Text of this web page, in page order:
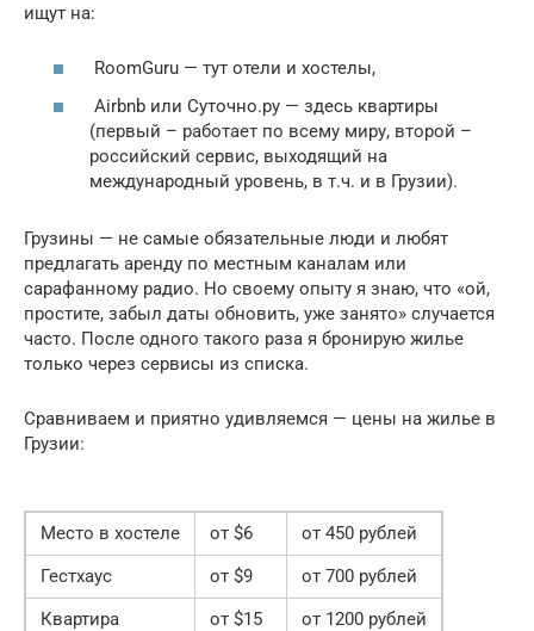
ищут на:
RoomGuru — тут отели и хостелы,
Airbnb или Суточно.ру — здесь квартиры
(первый – работает по всему миру, второй –
российский сервис, выходящий на
международный уровень, в т.ч. и в Грузии).
Грузины — не самые обязательные люди и любят
предлагать аренду по местным каналам или
сарафанному радио. Но своему опыту я знаю, что «ой,
простите, забыл даты обновить, уже занято» случается
часто. После одного такого раза я бронирую жилье
только через сервисы из списка.
Сравниваем и приятно удивляемся — цены на жилье в
Грузии:
Место в хостеле от $6
от 450 рублей
Гестхаус
от $9
от 700 рублей
Квартира
от $15
от 1200 рублей